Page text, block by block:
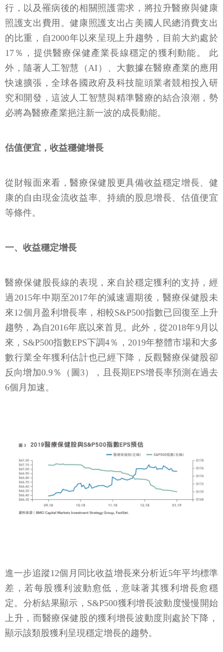
行，以及罹病後的相關照護需求，將拉升醫療與健康
照護支出費用。健康照護支出占美國人民總消費支出
的比重，自2000年以來呈現上升趨勢，目前大約處於
17％，提供醫療保健產業長線穩定的獲利動能。 此
外，隨著人工智慧（AI）、大數據在醫療產業的應用
快速擴張，全球各國政府及科技龍頭業者競相投入研
究和開發，這波人工智慧與精準醫療的結合浪潮，勢
必將為醫療產業挹注新一波的成長動能。
估值便宜，收益穩健增長
從財報面來看，醫療保健股更具備收益穩定增長、健
康的自由現金流收益率、持續的股息增長、估值便宜
等條件。
一、收益穩定增長
醫療保健股長線的表現，來自於穩定獲利的支持，經
過2015年中期至2017年的減速週期後，醫療保健股未
來12個月盈利增長率，相較S&P500指數已回復至上升
趨勢，為自2016年底以來首見。此外，從2018年9月以
來，S&P500指數EPS下調4％，2019年整體市場和大多
數行業全年獲利估計也已經下降，反觀醫療保健股卻
反向增加0.9％（圖3），且長期EPS增長率預測在過去
6個月加速。
進一步追蹤12個月同比收益增長來分析近5年平均標準
差，若每股獲利波動愈低，意味著其獲利增長愈穩
定。分析結果顯示，S&P500獲利增長波動度慢慢開始
上升，而醫療保健股的獲利增長波動度則處於下降，
顯示該類股獲利呈現穩定增長的趨勢。